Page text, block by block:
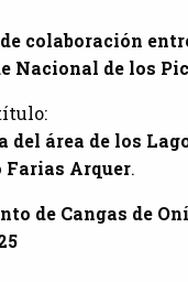
colaboración
Nacional de los
área de los
Farias Arquer.
de Cangas de